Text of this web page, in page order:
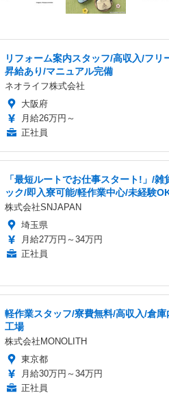
リフォーム案内スタッフ/高収入/フリ
昇給あり/マニュアル完備
ネオライフ株式会社
大阪府
月給26万円～
正社員
「最短ルートでお仕事スタート!」/
ック/即入寮可能/軽作業中心/未経験
株式会社SNJAPAN
埼玉県
月給27万円～34万円
正社員
軽作業スタッフ/寮費無料/高収入/倉
工場
株式会社MONOLITH
東京都
月給30万円～34万円
正社員